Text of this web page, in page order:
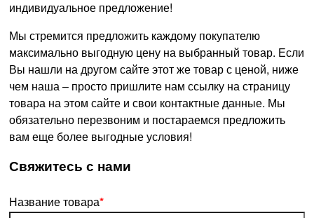
индивидуальное предложение!
Мы стремится предложить каждому покупателю
максимально выгодную цену на выбранный товар. Если
Вы нашли на другом сайте этот же товар с ценой, ниже
чем наша – просто пришлите нам ссылку на страницу
товара на этом сайте и свои контактные данные. Мы
обязательно перезвоним и постараемся предложить
вам еще более выгодные условия!
­Свяжитесь с нами
Название товара*